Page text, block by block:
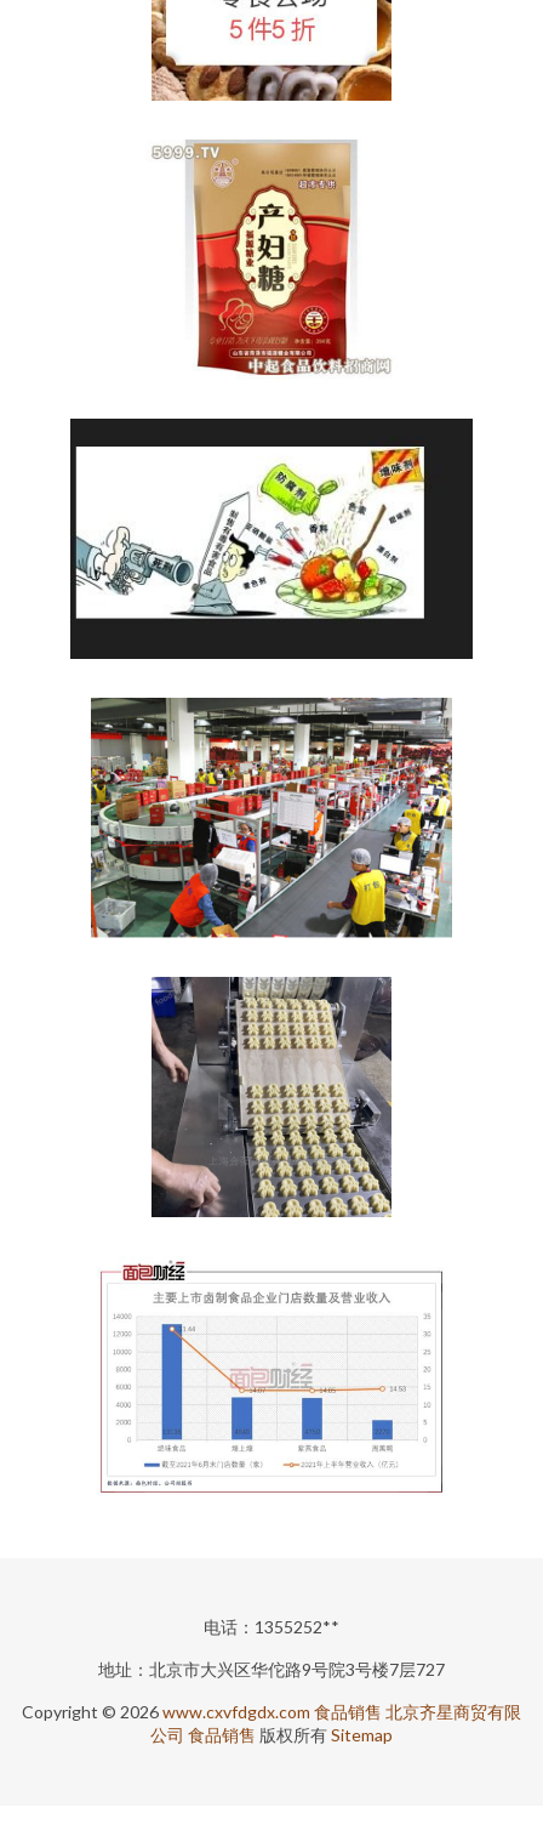
电话：1355252**
地址：北京市大兴区华佗路9号院3号楼7层727
Copyright © 2026www.cxvfdgdx.com 食品销售 北京齐星商贸有限
公司 食品销售 版权所有Sitemap